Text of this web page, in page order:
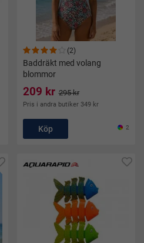
(2)
Baddräkt med volang
blommor
209 kr 295 kr
Pris i andra butiker 349 kr
Köp 2